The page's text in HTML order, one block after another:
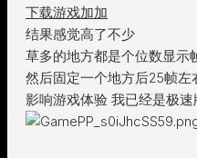
下载游戏加加
结果感觉高了不少
草多的地方都是个位数显示
然后固定一个地方后25帧左
影响游戏体验 我已经是极